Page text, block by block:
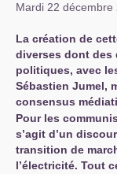
Mardi 22 décembre
La création de
diverses dont des
politiques, avec
Sébastien Jumel,
consensus
Pour les
s’agit d’un
transition de
l’électricité. Tout